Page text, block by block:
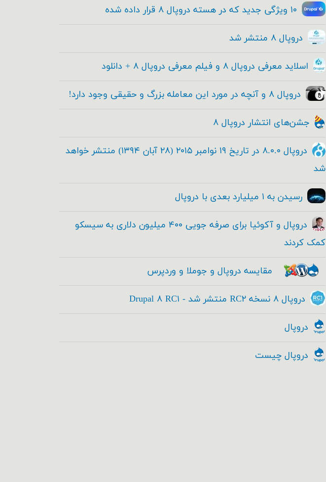
۱۰ ویژگی جدید که در هسته دروپال ۸ قرار داده شده
دروپال ۸ منتشر شد
اسلاید معرفی دروپال ۸ و فیلم معرفی دروپال ۸ + دانلود
دروپال ۸ و آنچه در مورد این معامله بزرگ و حقیقی وجود دارد!
جشن‌های انتشار دروپال ۸
دروپال ۸.۰.۰ در تاریخ ۱۹ نوامبر ۲۰۱۵ (۲۸ آبان ۱۳۹۴) منتشر خواهد
شد
رسیدن به ۱ میلیارد بعدی با دروپال
دروپال و آکوئیا برای صرفه جویی ۴۰۰ میلیون دلاری به سیسکو
کمک کردند
مقایسه دروپال و جوملا و وردپرس
دروپال ۸ نسخه RC۲ منتشر شد - Drupal ۸ RC۱
دروپال
دروپال چیست